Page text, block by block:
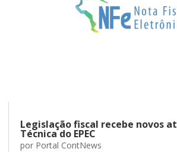
Legislação fiscal recebe novos
Técnica do EPEC
por Portal ContNews